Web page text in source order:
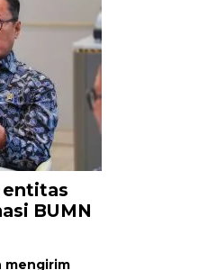
entitas
BUMN
mengirim